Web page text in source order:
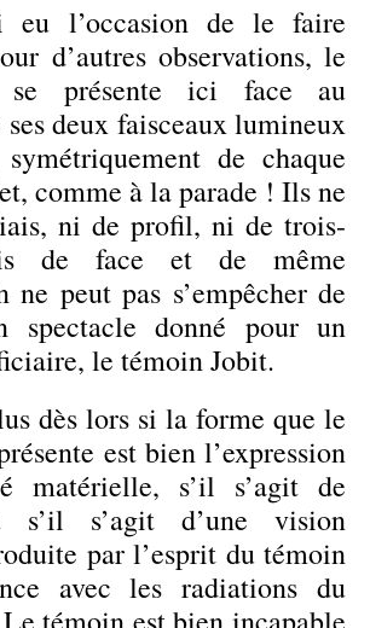
eu l’occasion de le faire
d’autres observations, le
se présente ici face au
deux faisceaux lumineux
de chaque
comme à la parade ! Ils ne
ni de profil, ni de trois-
de face et de même
ne peut pas s’empêcher de
spectacle donné pour un
le témoin Jobit.
dès lors si la forme que le
est bien l’expression
matérielle, s’il s’agit de
s’il s’agit d’une vision
par l’esprit du témoin
avec les radiations du